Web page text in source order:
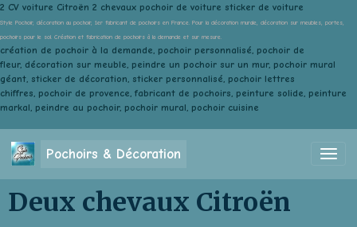
2 CV voiture Citroën 2 chevaux pochoir de voiture sticker de voiture
Style Pochoir, décoration au pochoir, 1er fabricant de pochoirs en France. Pour la décoration murale, décoration sur meubles, portes,
pochoirs pour le sol. Création et fabrication de pochoirs à la demande et sur mesure.
création de pochoir à la demande, pochoir personnalisé, pochoir de
fleur, décoration sur meuble, peindre un pochoir sur un mur, pochoir mural
géant, sticker de décoration, sticker personnalisé, pochoir lettres
chiffres, pochoir de provence, fabricant de pochoirs, peinture solide, peinture
markal, peindre au pochoir, pochoir mural, pochoir cuisine
Pochoirs & Décoration
Deux chevaux Citroën